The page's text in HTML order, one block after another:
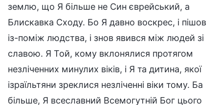
землю, що Я більше не Син єврейський, а
Блискавка Сходу. Бо Я давно воскрес, і пішов
із-поміж людства, і знов явився між людей зі
славою. Я Той, кому вклонялися протягом
незліченних минулих віків, і Я та дитина, якої
ізраїльтяни зреклися незліченні віки тому. Ба
більше, Я всеславний Всемогутній Бог цього